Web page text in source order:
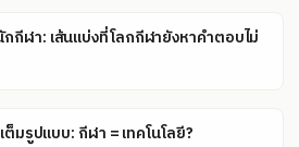
กีฬา: เส้นแบ่งที่โลกกีฬายังหาคำตอบไม่
มรูปแบบ: กีฬา = เทคโนโลยี?